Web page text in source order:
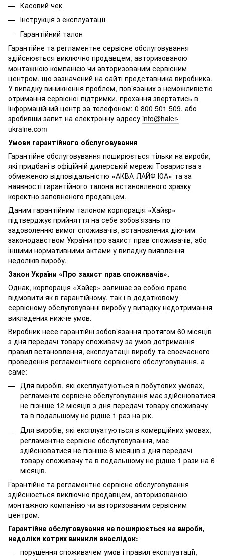
Касовий чек
Інструкція з експлуатації
Гарантійний талон
Гарантійне та регламентне сервісне обслуговування
здійснюється виключно продавцем, авторизованою
монтажною компанією чи авторизованим сервісним
центром, що зазначений на сайті представника виробника.
У випадку виникнення проблем, пов’язаних з неможливістю
отримання сервісної підтримки, прохання звертатись в
Інформаційний центр за телефоном: 0 800 501 509, або
зробивши запит на електронну адресу info@haier-
ukraine.com
Умови гарантійного обслуговування
Гарантійне обслуговування поширюється тільки на вироби,
які придбані в офіційній дилерській мережі Товариства з
обмеженою відповідальністю «АКВА-ЛАЙФ ЮА» та за
наявності гарантійного талона встановленого зразку
коректно заповненого продавцем.
Даним гарантійним талоном корпорація «Хайєр»
підтверджує прийняття на себе зобов’язань по
задоволенню вимог споживачів, встановлених діючим
законодавством України про захист прав споживачів, або
іншими нормативними актами у випадку виявлення
недоліків виробу.
Закон України «Про захист прав споживачів».
Однак, корпорація «Хайєр» залишає за собою право
відмовити як в гарантійному, так і в додатковому
сервісному обслуговуванні виробу у випадку недотримання
викладених нижче умов.
Виробник несе гарантійні зобов’язання протягом 60 місяців
з дня передачі товару споживачу за умов дотримання
правил встановлення, експлуатації виробу та своєчасного
проведення регламентного сервісного обслуговування, а
саме:
Для виробів, які експлуатуються в побутових умовах,
регламенте сервісне обслуговування має здійснюватися
не пізніше 12 місяців з дня передачі товару споживачу
та в подальшому не рідше 1 раз на рік.
Для виробів, які експлуатуються в комерційних умовах,
регламентне сервісне обслуговування, має
здійснюватися не пізніше 6 місяців з дня передачі
товару споживачу та в подальшому не рідше 1 рази на 6
місяців.
Гарантійне та регламентне сервісне обслуговування
здійснюється виключно продавцем, авторизованою
монтажною компанією чи авторизованим сервісним
центром.
Гарантійне обслуговування не поширюється на вироби,
недоліки котрих виникли внаслідок:
порушення споживачем умов і правил експлуатації,